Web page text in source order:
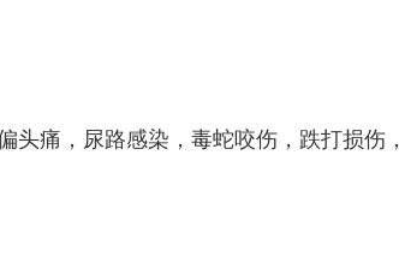
痛，尿路感染，毒蛇咬伤，跌打损伤